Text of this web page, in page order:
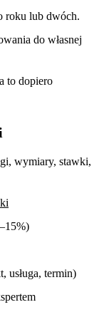
roku lub dwóch.
do własnej
to dopiero
wymiary, stawki,
usługa, termin)